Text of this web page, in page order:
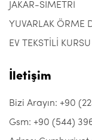
JAKAR-SİMETRİ
YUVARLAK ÖRME
EV TEKSTİLİ KURSU
İletişim
Bizi Arayın: +90
Gsm: +90 (544)